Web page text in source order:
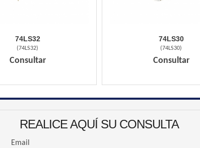
74LS32
(74LS32)
Consultar
74LS30
(74LS30)
Consultar
REALICE AQUÍ SU CONSULTA
Email